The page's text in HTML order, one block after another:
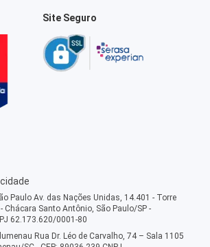
Site Seguro
Paulo Av. das Nações Unidas, 14.401 - Torre
Chácara Santo Antônio, São Paulo/SP -
62.173.620/0001-80
Rua Dr. Léo de Carvalho, 74 – Sala 1105